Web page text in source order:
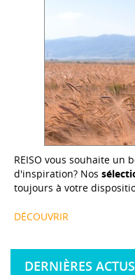
REISO vous souhaite un
d'inspiration? Nos
toujours à votre
DÉCOUVRIR
DERNIÈRES ACTUS